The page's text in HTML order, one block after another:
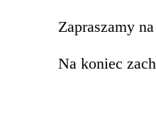
Zapraszamy
Na koniec